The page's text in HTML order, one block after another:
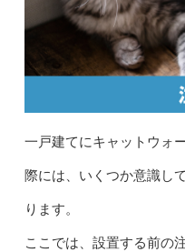
一戸建てにキャットウォ
際には、いくつか意識し
ります。
ここでは、設置する前の